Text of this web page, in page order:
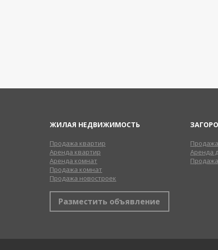
ЖИЛАЯ НЕДВИЖИМОСТЬ
Продажа квартир
Аренда квартир
Аренда комнат
Продажа комнат
Продажа новостроек
Разместить объявление
Аренда